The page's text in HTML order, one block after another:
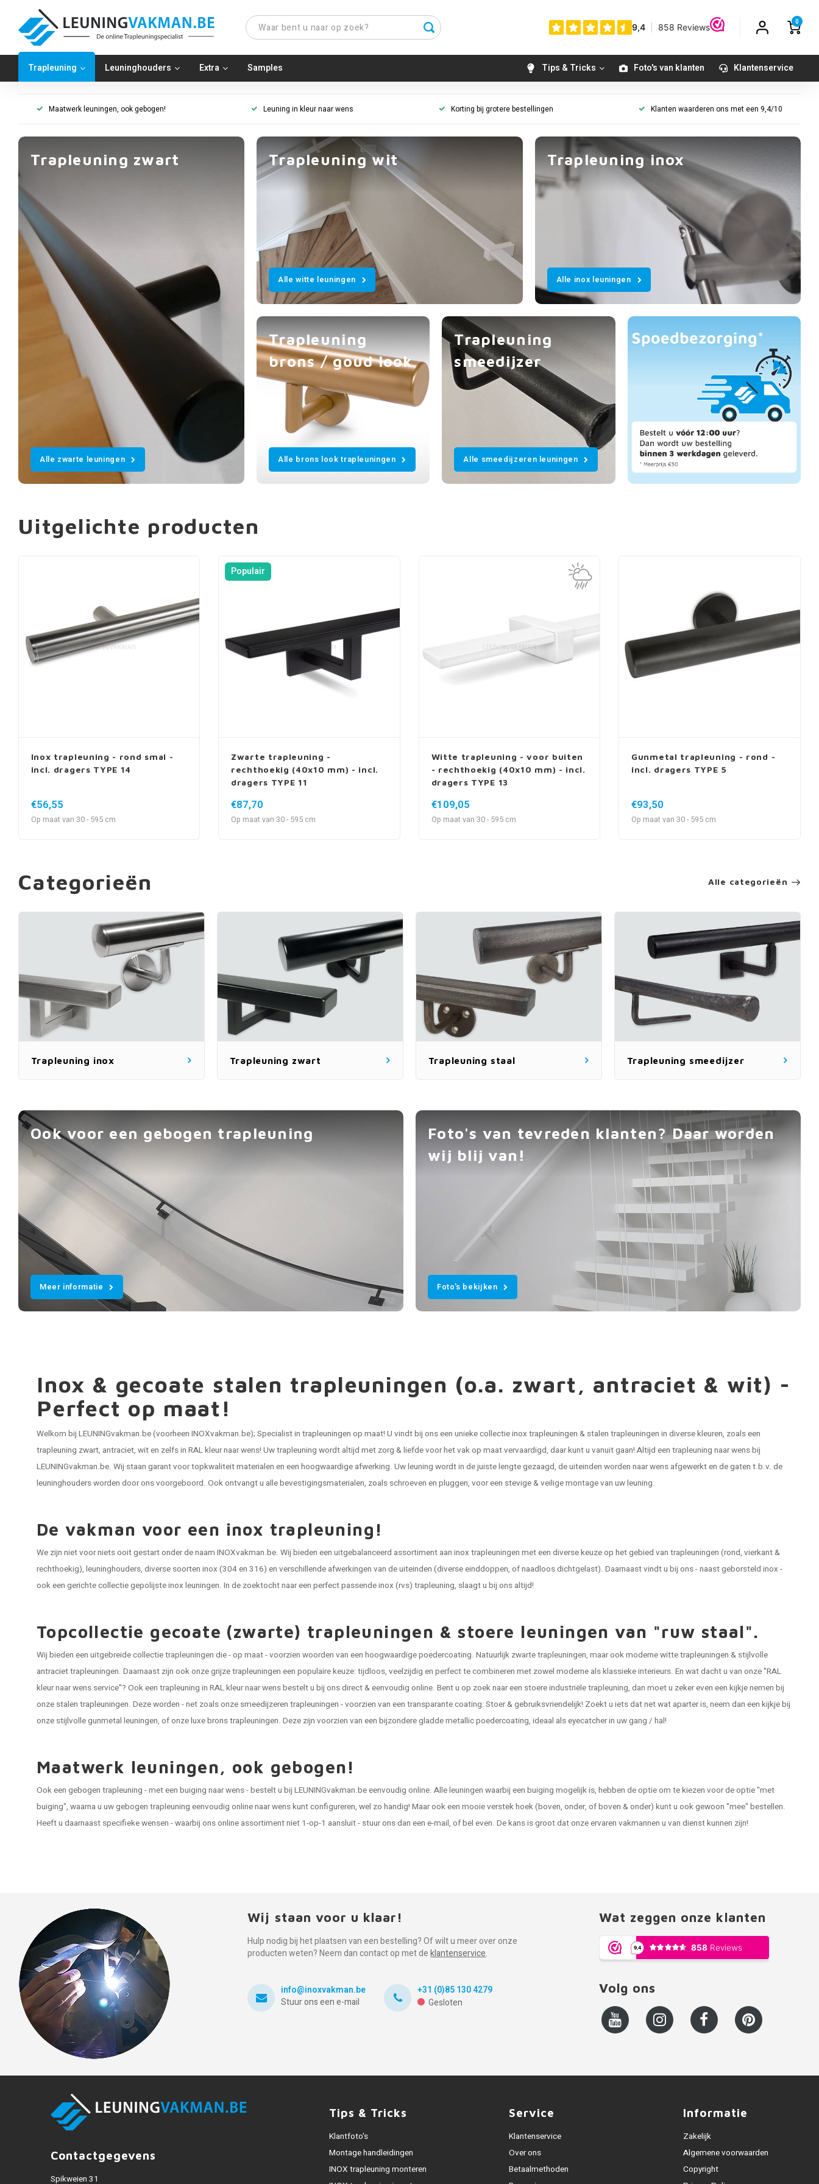
0
Trapleuning Leuninghouders Extra Samples Tips & Tricks Foto's van klanten Klantenservice
Maatwerk leuningen, ook gebogen! Leuning in kleur naar wens Korting bij grotere bestellingen Klanten waarderen ons met een 9,4/10
Trapleuning zwart
Alle zwarte leuningen
Trapleuning wit
Alle witte leuningen
Trapleuning inox
Alle inox leuningen
Trapleuning
brons / goud look
Alle brons look trapleuningen
Trapleuning
smeedijzer
Alle smeedijzeren leuningen
Uitgelichte producten
Inox trapleuning - rond smal -
incl. dragers TYPE 14
€56,55
Op maat van 30 - 595 cm
Populair
Zwarte trapleuning -
rechthoekig (40x10 mm) - incl.
dragers TYPE 11
€87,70
Op maat van 30 - 595 cm
Witte trapleuning - voor buiten
- rechthoekig (40x10 mm) - incl.
dragers TYPE 13
€109,05
Op maat van 30 - 595 cm
Gunmetal trapleuning - rond -
incl. dragers TYPE 5
€93,50
Op maat van 30 - 595 cm
Categorieën Alle categorieën
Trapleuning inox Trapleuning zwart Trapleuning staal Trapleuning smeedijzer
Ook voor een gebogen trapleuning
Meer informatie
Foto's van tevreden klanten? Daar worden
wij blij van!
Foto's bekijken
Inox & gecoate stalen trapleuningen (o.a. zwart, antraciet & wit) -
Perfect op maat!
Welkom bij LEUNINGvakman.be (voorheen INOXvakman.be); Specialist in trapleuningen op maat! U vindt bij ons een unieke collectieinox trapleuningen & stalen trapleuningen in diverse kleuren, zoals een
trapleuning zwart, antraciet, wit en zelfs in RAL kleur naar wens! Uw trapleuning wordt altijd met zorg & liefde voor het vak op maat vervaardigd, daar kunt u vanuit gaan! Altijd een trapleuning naar wens bij
LEUNINGvakman.be. Wij staan garant voor topkwaliteit materialen en een hoogwaardige afwerking. Uw leuning wordt in de juiste lengte gezaagd, de uiteinden worden naar wens afgewerkt en de gaten t.b.v. de
leuninghoudersworden door ons voorgeboord. Ook ontvangt u alle bevestigingsmaterialen, zoals schroeven en pluggen, voor een stevige & veilige montage van uw leuning.
De vakman voor een inox trapleuning!
We zijn niet voor niets ooit gestart onder de naam INOXvakman.be. Wij bieden een uitgebalanceerd assortiment aan inox trapleuningen met een diverse keuze op het gebied van trapleuningen (rond, vierkant &
rechthoekig), leuninghouders, diverse soorten inox (304 en 316) en verschillende afwerkingen van de uiteinden (diverse einddoppen, of naadloos dichtgelast). Daarnaast vindt u bij ons - naast geborsteld inox -
ook een gerichte collectie gepolijste inox leuningen. In de zoektocht naar een perfect passende inox (rvs) trapleuning, slaagt u bij ons altijd!
Topcollectie gecoate (zwarte) trapleuningen & stoere leuningen van "ruw staal".
Wij bieden een uitgebreide collectie trapleuningen die - op maat - voorzien woorden van een hoogwaardige poedercoating. Natuurlijk zwarte trapleuningen, maar ook modernewitte trapleuningen & stijlvolle
antraciet trapleuningen. Daarnaast zijn ook onzegrijze trapleuningen een populaire keuze: tijdloos, veelzijdig en perfect te combineren met zowel moderne als klassieke interieurs. En wat dacht u van onze "RAL
kleur naar wens service"? Ook een trapleuning in RAL kleur naar wens bestelt u bij ons direct & eenvoudig online. Bent u op zoek naar een stoere industriële trapleuning, dan moet u zeker even een kijkje nemen bij
onze stalen trapleuningen. Deze worden - net zoals onze smeedijzeren trapleuningen - voorzien van een transparante coating: Stoer & gebruiksvriendelijk! Zoekt u iets dat net wat aparter is, neem dan een kijkje bij
onze stijlvolle gunmetal leuningen, of onze luxebrons trapleuningen. Deze zijn voorzien van een bijzondere gladde metallic poedercoating, ideaal als eyecatcher in uw gang / hal!
Maatwerk leuningen, ook gebogen!
Ook een gebogen trapleuning - met een buiging naar wens - bestelt u bij LEUNINGvakman.be eenvoudig online. Alle leuningen waarbij een buiging mogelijk is, hebben de optie om te kiezen voor de optie "met
buiging", waarna u uw gebogen trapleuning eenvoudig online naar wens kunt configureren, wel zo handig! Maar ook een mooie verstek hoek (boven, onder, of boven & onder) kunt u ook gewoon "mee" bestellen.
Heeft u daarnaast specifieke wensen - waarbij ons online assortiment niet 1-op-1 aansluit - stuur ons dan een e-mail, of bel even. De kans is groot dat onze ervaren vakmannen u van dienst kunnen zijn!
Wij staan voor u klaar!
Hulp nodig bij het plaatsen van een bestelling? Of wilt u meer over onze
producten weten? Neem dan contact op met deklantenservice.
info@inoxvakman.be
Stuur ons een e-mail
+31 (0)85 130 4279
Gesloten
Wat zeggen onze klanten
Volg ons
Contactgegevens
Spikweien 31
Tips & Tricks
Klantfoto's
Montage handleidingen
INOX trapleuning monteren
Service
Klantenservice
Over ons
Betaalmethoden
Informatie
Zakelijk
Algemene voorwaarden
Copyright